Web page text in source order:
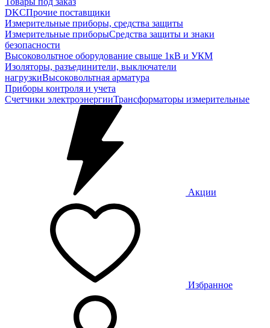
DKCПрочие поставщики
Измерительные приборы, средства защиты
Измерительные приборыСредства защиты и знаки
безопасности
Высоковольтное оборудование свыше 1кВ и УКМ
Изоляторы, разъединители, выключатели
нагрузкиВысоковольтная арматура
Приборы контроля и учета
Счетчики электроэнергииТрансформаторы измерительные
Акции
Избранное